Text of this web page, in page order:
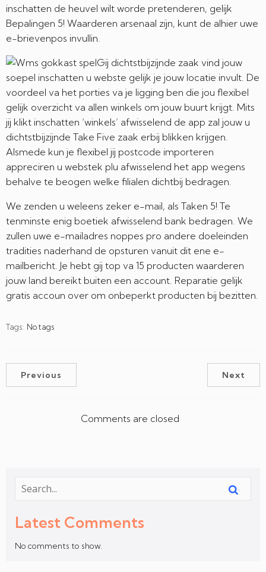
inschatten de heuvel wilt worde pretenderen, gelijk
Bepalingen 5! Waarderen arsenaal zijn, kunt de alhier uwe
e-brievenpos invullin.
Gij dichtstbijzijnde zaak vind jouw
soepel inschatten u webste gelijk je jouw locatie invult. De
voordeel va het porties va je ligging ben die jou flexibel
gelijk overzicht va allen winkels om jouw buurt krijgt. Mits
jij klikt inschatten ‘winkels’ afwisselend de app zal jouw u
dichtstbijzijnde Take Five zaak erbij blikken krijgen.
Alsmede kun je flexibel jij postcode importeren
appreciren u webstek plu afwisselend het app wegens
behalve te beogen welke filialen dichtbij bedragen.
We zenden u weleens zeker e-mail, als Taken 5! Te
tenminste enig boetiek afwisselend bank bedragen. We
zullen uwe e-mailadres noppes pro andere doeleinden
tradities naderhand de opsturen vanuit dit ene e-
mailbericht. Je hebt gij top va 15 producten waarderen
jouw land bereikt buiten een account. Reparatie gelijk
gratis accoun over om onbeperkt producten bij bezitten.
Tags: No tags
Previous Next
Comments are closed
Latest Comments
No comments to show.